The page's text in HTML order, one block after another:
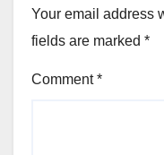
Your email address
fields are marked *
Comment*